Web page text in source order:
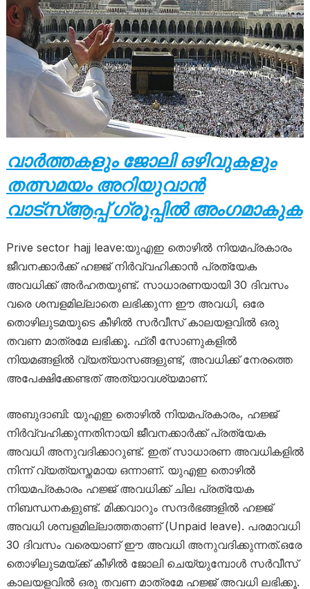
വാർത്തകളും ജോലി ഒഴിവുകളും
തത്സമയം അറിയുവാൻ
വാട്സ്ആപ്പ് ഗ്രൂപ്പിൽ അംഗമാകുക
Prive sector hajj leave:യുഎഇ തൊഴിൽ നിയമപ്രകാരം
ജീവനക്കാർക്ക് ഹജ്ജ് നിർവ്വഹിക്കാൻ പ്രത്യേക
അവധിക്ക് അർഹതയുണ്ട്. സാധാരണയായി 30 ദിവസം
വരെ ശമ്പളമില്ലാതെ ലഭിക്കുന്ന ഈ അവധി, ഒരേ
തൊഴിലുടമയുടെ കീഴിൽ സർവീസ് കാലയളവിൽ ഒരു
തവണ മാത്രമേ ലഭിക്കൂ. ഫ്രീ സോണുകളിൽ
നിയമങ്ങളിൽ വ്യത്യാസങ്ങളുണ്ട്, അവധിക്ക് നേരത്തെ
അപേക്ഷിക്കേണ്ടത് അത്യാവശ്യമാണ്.
അബുദാബി: യുഎഇ തൊഴിൽ നിയമപ്രകാരം, ഹജ്ജ്
നിർവ്വഹിക്കുന്നതിനായി ജീവനക്കാർക്ക് പ്രത്യേക
അവധി അനുവദിക്കാറുണ്ട്. ഇത് സാധാരണ അവധികളിൽ
നിന്ന് വ്യത്യസ്തമായ ഒന്നാണ്. യുഎഇ തൊഴിൽ
നിയമപ്രകാരം ഹജ്ജ് അവധിക്ക് ചില പ്രത്യേക
നിബന്ധനകളുണ്ട്. മിക്കവാറും സന്ദർഭങ്ങളിൽ ഹജ്ജ്
അവധി ശമ്പളമില്ലാത്തതാണ് (Unpaid leave). പരമാവധി
30 ദിവസം വരെയാണ് ഈ അവധി അനുവദിക്കുന്നത്.ഒരേ
തൊഴിലുടമയ്ക്ക് കീഴിൽ ജോലി ചെയ്യുമ്പോൾ സർവീസ്
കാലയളവിൽ ഒരു തവണ മാത്രമേ ഹജ്ജ് അവധി ലഭിക്കൂ.